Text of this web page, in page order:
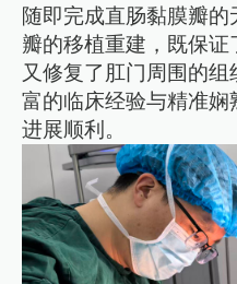
随即完成直肠黏膜瓣
瓣的移植重建，既保证
又修复了肛门周围的
富的临床经验与精准
进展顺利。